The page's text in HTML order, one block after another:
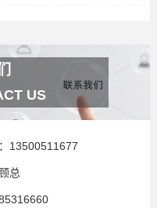
US
13500511677
顾总